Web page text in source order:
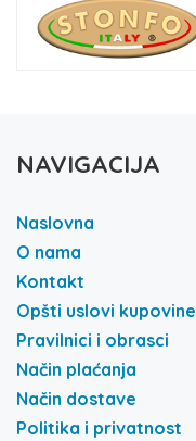
NAVIGACIJA
Naslovna
O nama
Kontakt
Opšti uslovi kupovine
Pravilnici i obrasci
Način plaćanja
Način dostave
Politika i privatnost